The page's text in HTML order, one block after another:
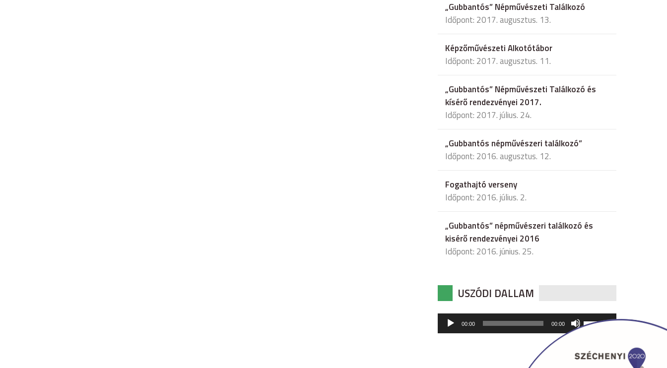
„Gubbantós” Népművészeti Találkozó
Időpont: 2017. augusztus. 13.
Képzőművészeti Alkotótábor
Időpont: 2017. augusztus. 11.
„Gubbantós” Népművészeti Találkozó és
kísérő rendezvényei 2017.
Időpont: 2017. július. 24.
„Gubbantós népművészeri találkozó”
Időpont: 2016. augusztus. 12.
Fogathajtó verseny
Időpont: 2016. július. 2.
„Gubbantós” népművészeri találkozó és
kisérő rendezvényei 2016
Időpont: 2016. június. 25.
USZÓDI DALLAM
Audió
lejátszó
00:00 00:00
hangerő
csökkentéséhez